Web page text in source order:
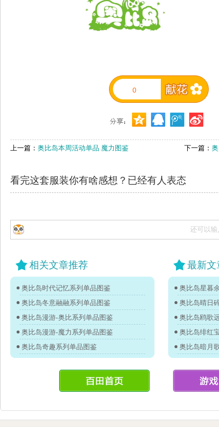
0
上一篇： 奥比岛本周活动单品 魔力图鉴 下一篇：
看完这套服装你有啥感想？已经有人表态
还可以输
相关文章推荐
奥比岛时代记忆系列单品图鉴
奥比岛冬意融融系列单品图鉴
奥比岛漫游-奥比系列单品图鉴
奥比岛漫游-魔力系列单品图鉴
奥比岛奇趣系列单品图鉴
最新文
奥比岛星暮
奥比岛晴日
奥比岛鸥歌
奥比岛绯红
奥比岛暗月